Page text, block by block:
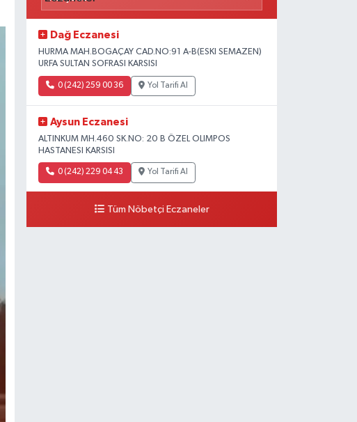
Dağ Eczanesi
HURMA MAH.BOGAÇAY CAD.NO:91 A-B(ESKI SEMAZEN)
URFA SULTAN SOFRASI KARSISI
0 (242) 259 00 36 Yol Tarifi Al
Aysun Eczanesi
ALTINKUM MH.460 SK.NO: 20 B ÖZEL OLIMPOS
HASTANESI KARSISI
0 (242) 229 04 43 Yol Tarifi Al
Tüm Nöbetçi Eczaneler